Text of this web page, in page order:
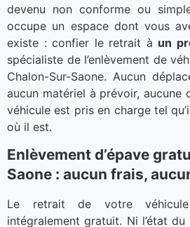
devenu non conforme ou
occupe un espace dont vous
existe : confier le retrait à un
spécialiste de l’enlèvement de
Chalon-Sur-Saone. Aucun
aucun matériel à prévoir, aucune
véhicule est pris en charge tel
où il est.
Enlèvement d’épave
Saone : aucun frais,
Le retrait de votre
intégralement gratuit. Ni l’état